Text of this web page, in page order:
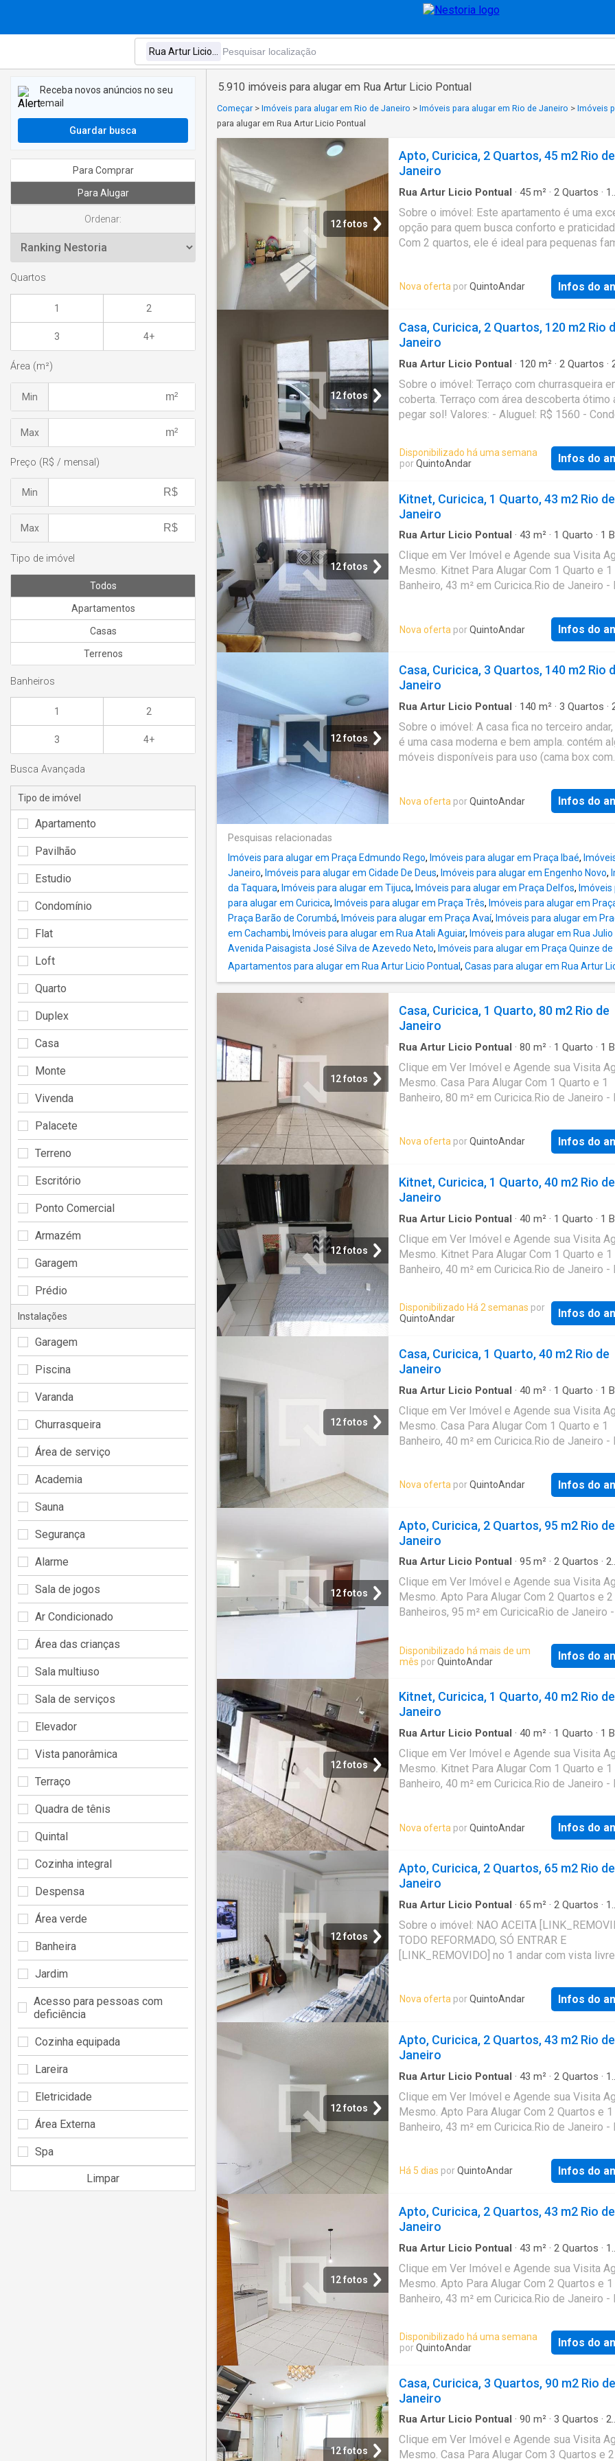
5.910 imóveis para alugar em Rua Artur Licio Pontual
Começar > Imóveis para alugar em Rio de Janeiro > Imóveis para alugar em Rio de Janeiro > Imóveis
para alugar em Rua Artur Licio Pontual
12 fotos
Apto, Curicica, 2 Quartos, 45 m2 Rio de
Janeiro
Rua Artur Licio Pontual · 45 m² · 2 Quartos · 1
Sobre o imóvel: Este apartamento é uma
opção para quem busca conforto e
Com 2 quartos, ele é ideal para pequenas
imóvel conta com 1 banheiro e 1 vaga de
estacionamento, garantindo comodidades
essenciais para o dia a dia. Além disso, a
opções de lazer e serviços nas
os locais de interesse, destaca-se a escola
Bicalho Roque, perfeita para quem tem filhos.
Valores: - Aluguel: R$ 1460 - Condomínio: R$
IPTU: R$ 0 Que tal agendar uma visita? Entre
contato pelo formulário. Você receberá uma
mensagem por e-mail e WhatsApp com os
revolucionou o jeito de alugar e comprar
rápido, fácil, online, sem fiador e o melhor,
do QuintoAndar. CRECI-RJ J7575
Nova oferta porQuintoAndar Infos do
12 fotos
Casa, Curicica, 2 Quartos, 120 m2 Rio
Janeiro
Rua Artur Licio Pontual · 120 m² · 2 Quartos ·
Sobre o imóvel: Terraço com churrasqueira
coberta. Terraço com área descoberta ótimo
pegar sol! Valores: - Aluguel: R$ 1560 -
Entre em contato pelo formulário. Você
uma mensagem por e-mail e WhatsApp com
próximos passos. Seu imóvel sem
imóveis: rápido, fácil, online, sem fiador e o
sem burocracia. Conheça esse e outros
site do QuintoAndar. CRECI-RJ J7575
Disponibilizado há uma semana
porQuintoAndar Infos do
12 fotos
Kitnet, Curicica, 1 Quarto, 43 m2 Rio de
Janeiro
Rua Artur Licio Pontual · 43 m² · 1 Quarto · 1
Clique em Ver Imóvel e Agende sua Visita
Mesmo. Kitnet Para Alugar Com 1 Quarto e 1
Banheiro, 43 m² em Curicica.Rio de Janeiro -
Nova oferta porQuintoAndar Infos do
12 fotos
Casa, Curicica, 3 Quartos, 140 m2 Rio
Janeiro
Rua Artur Licio Pontual · 140 m² · 3 Quartos ·
Ar Condicionado
Sobre o imóvel: A casa fica no terceiro
é uma casa moderna e bem ampla. contém
móveis disponíveis para uso (cama box com
principal, armário de cozinha, armários na
serviço. Valores: - Aluguel: R$ 2210 -
próximos passos. Seu imóvel sem
QuintoAndar revolucionou o jeito de alugar e
imóveis: rápido, fácil, online, sem fiador e o
sem burocracia. Conheça esse e outros
site do QuintoAndar. CRECI-RJ J7575
Nova oferta porQuintoAndar Infos do
Pesquisas relacionadas
Imóveis para alugar em Praça Edmundo Rego, Imóveis para alugar em Praça Ibaé,
Janeiro, Imóveis para alugar em Cidade De Deus, Imóveis para alugar em Engenho Novo,
da Taquara, Imóveis para alugar em Tijuca, Imóveis para alugar em Praça Delfos,
para alugar em Curicica, Imóveis para alugar em Praça Três, Imóveis para alugar em
Praça Barão de Corumbá, Imóveis para alugar em Praça Avaí, Imóveis para alugar em
em Cachambi, Imóveis para alugar em Rua Atali Aguiar, Imóveis para alugar em Rua
Avenida Paisagista José Silva de Azevedo Neto, Imóveis para alugar em Praça Quinze
Apartamentos para alugar em Rua Artur Licio Pontual , Casas para alugar em Rua Artur
12 fotos
Casa, Curicica, 1 Quarto, 80 m2 Rio de
Janeiro
Rua Artur Licio Pontual · 80 m² · 1 Quarto · 1
Clique em Ver Imóvel e Agende sua Visita
Mesmo. Casa Para Alugar Com 1 Quarto e 1
Banheiro, 80 m² em Curicica.Rio de Janeiro -
Nova oferta porQuintoAndar Infos do
12 fotos
Kitnet, Curicica, 1 Quarto, 40 m2 Rio de
Janeiro
Rua Artur Licio Pontual · 40 m² · 1 Quarto · 1
Clique em Ver Imóvel e Agende sua Visita
Mesmo. Kitnet Para Alugar Com 1 Quarto e 1
Banheiro, 40 m² em Curicica.Rio de Janeiro -
Disponibilizado Há 2 semanas por
QuintoAndar
Infos do
12 fotos
Casa, Curicica, 1 Quarto, 40 m2 Rio de
Janeiro
Rua Artur Licio Pontual · 40 m² · 1 Quarto · 1
Clique em Ver Imóvel e Agende sua Visita
Mesmo. Casa Para Alugar Com 1 Quarto e 1
Banheiro, 40 m² em Curicica.Rio de Janeiro -
Nova oferta porQuintoAndar Infos do
12 fotos
Apto, Curicica, 2 Quartos, 95 m2 Rio de
Janeiro
Rua Artur Licio Pontual · 95 m² · 2 Quartos · 2
Clique em Ver Imóvel e Agende sua Visita
Mesmo. Apto Para Alugar Com 2 Quartos e 2
Banheiros, 95 m² em CuricicaRio de Janeiro
Disponibilizado há mais de um
mês porQuintoAndar Infos do
12 fotos
Kitnet, Curicica, 1 Quarto, 40 m2 Rio de
Janeiro
Rua Artur Licio Pontual · 40 m² · 1 Quarto · 1
Clique em Ver Imóvel e Agende sua Visita
Mesmo. Kitnet Para Alugar Com 1 Quarto e 1
Banheiro, 40 m² em Curicica.Rio de Janeiro -
Nova oferta porQuintoAndar Infos do
12 fotos
Apto, Curicica, 2 Quartos, 65 m2 Rio de
Janeiro
Rua Artur Licio Pontual · 65 m² · 2 Quartos · 1
Varanda
Sobre o imóvel: NAO ACEITA
TODO REFORMADO, SÓ ENTRAR E
[LINK_REMOVIDO] no 1 andar com vista
não alaga com chuva, todo reformado em
LINK_REMOVIDO ampla, com varanda
todo rebaixado com luz de
quartos amplos com varanda e banheiro novo
branquinho e com luz de led, agua do chuveiro
LINK_REMOVIDOínio com valor acessível e
água ja inclusa no LINK_REMOVIDO vaga na
garagem e um espaço para festas. Valores: -
Aluguel: R$ 1420 - Condomínio: R$ 270 -
59 Que tal agendar uma visita? Entre em
e-mail e WhatsApp com os próximos
imóvel sem burocracia O QuintoAndar
online, sem fiador e o melhor, sem burocracia.
Conheça esse e outros imóveis no site do
QuintoAndar. CRECI-RJ J7575
Nova oferta porQuintoAndar Infos do
12 fotos
Apto, Curicica, 2 Quartos, 43 m2 Rio de
Janeiro
Rua Artur Licio Pontual · 43 m² · 2 Quartos · 1
Clique em Ver Imóvel e Agende sua Visita
Mesmo. Apto Para Alugar Com 2 Quartos e 1
Banheiro, 43 m² em Curicica.Rio de Janeiro -
Há 5 dias porQuintoAndar Infos do
12 fotos
Apto, Curicica, 2 Quartos, 43 m2 Rio de
Janeiro
Rua Artur Licio Pontual · 43 m² · 2 Quartos · 1
Clique em Ver Imóvel e Agende sua Visita
Mesmo. Apto Para Alugar Com 2 Quartos e 1
Banheiro, 43 m² em Curicica.Rio de Janeiro -
Disponibilizado há uma semana
porQuintoAndar Infos do
12 fotos
Casa, Curicica, 3 Quartos, 90 m2 Rio de
Janeiro
Rua Artur Licio Pontual · 90 m² · 3 Quartos · 2
Clique em Ver Imóvel e Agende sua Visita
Mesmo. Casa Para Alugar Com 3 Quartos e 2
Receba novos anúncios no seu
email
Guardar busca
Para Comprar
Para Alugar
Ordenar:
Quartos
1 2
3 4+
Área (m²)
Min
Max
Preço (R$ / mensal)
Min
Max
Tipo de imóvel
Todos
Apartamentos
Casas
Terrenos
Banheiros
1 2
3 4+
Busca Avançada
Tipo de imóvel
Apartamento
Pavilhão
Estudio
Condomínio
Flat
Loft
Quarto
Duplex
Casa
Monte
Vivenda
Palacete
Terreno
Escritório
Ponto Comercial
Armazém
Garagem
Prédio
Instalações
Garagem
Piscina
Varanda
Churrasqueira
Área de serviço
Academia
Sauna
Segurança
Alarme
Sala de jogos
Ar Condicionado
Área das crianças
Sala multiuso
Sala de serviços
Elevador
Vista panorâmica
Terraço
Quadra de tênis
Quintal
Cozinha integral
Despensa
Área verde
Banheira
Jardim
Acesso para pessoas com
deficiência
Cozinha equipada
Lareira
Eletricidade
Área Externa
Spa
Limpar